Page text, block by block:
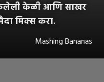
केळी आणि साखर
मिक्स करा.
Mashing Bananas